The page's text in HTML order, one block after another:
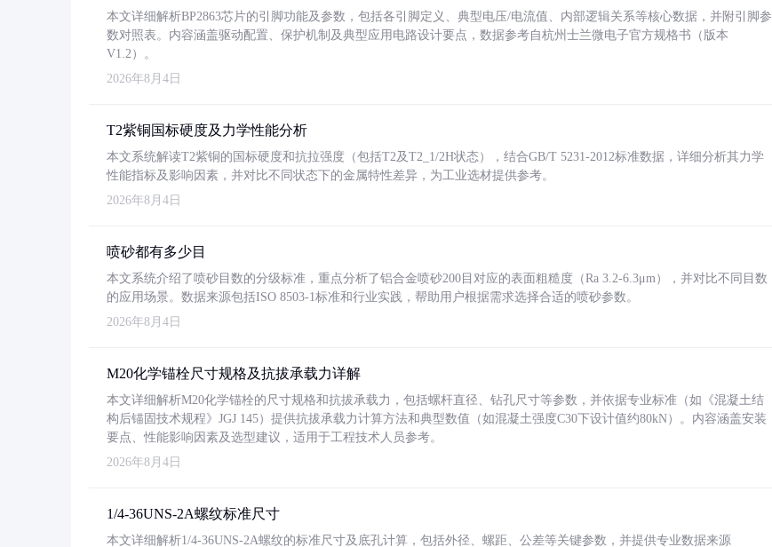
本文详细解析BP2863芯片的引脚功能及参数，包括各引脚定义、典型电压/电流值、内部逻辑关系等核心数据，并附引脚参
数对照表。内容涵盖驱动配置、保护机制及典型应用电路设计要点，数据参考自杭州士兰微电子官方规格书（版本
V1.2）。
2026年8月4日
T2紫铜国标硬度及力学性能分析
本文系统解读T2紫铜的国标硬度和抗拉强度（包括T2及T2_1/2H状态），结合GB/T 5231-2012标准数据，详细分析其力学
性能指标及影响因素，并对比不同状态下的金属特性差异，为工业选材提供参考。
2026年8月4日
喷砂都有多少目
本文系统介绍了喷砂目数的分级标准，重点分析了铝合金喷砂200目对应的表面粗糙度（Ra 3.2-6.3μm），并对比不同目数
的应用场景。数据来源包括ISO 8503-1标准和行业实践，帮助用户根据需求选择合适的喷砂参数。
2026年8月4日
M20化学锚栓尺寸规格及抗拔承载力详解
本文详细解析M20化学锚栓的尺寸规格和抗拔承载力，包括螺杆直径、钻孔尺寸等参数，并依据专业标准（如《混凝土结
构后锚固技术规程》JGJ 145）提供抗拔承载力计算方法和典型数值（如混凝土强度C30下设计值约80kN）。内容涵盖安装
要点、性能影响因素及选型建议，适用于工程技术人员参考。
2026年8月4日
1/4-36UNS-2A螺纹标准尺寸
本文详细解析1/4-36UNS-2A螺纹的标准尺寸及底孔计算，包括外径、螺距、公差等关键参数，并提供专业数据来源